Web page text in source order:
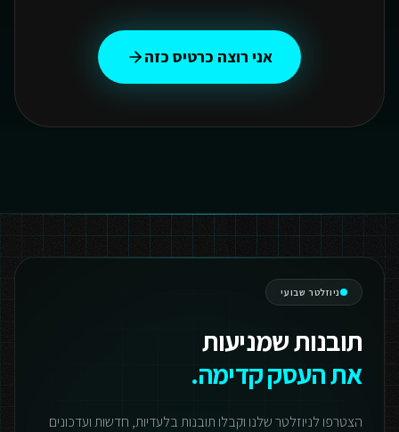
אני רוצה כרטיס כזה
ניוזלטר שבועי
תובנות שמניעות
את העסק קדימה.
הצטרפו לניוזלטר שלנו וקבלו תובנות בלעדיות, חדשות ועדכונים